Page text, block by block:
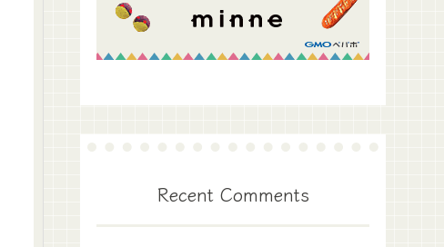
Recent Comments